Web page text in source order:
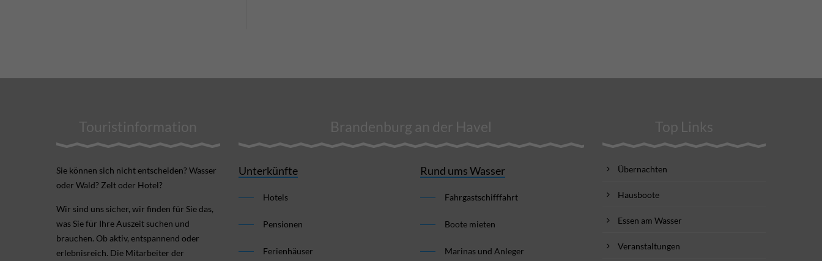
Touristinformation
Sie können sich nicht ent­scheiden? Wasser
oder Wald? Zelt oder Hotel?
Wir sind uns sicher, wir finden für Sie das,
was Sie für Ihre Aus­zeit suchen und
brauchen. Ob aktiv, ent­spannend oder
erlebnis­reich. Die Mitarbeiter der
Brandenburg an der Havel
Unterkünfte
Hotels
Pensionen
Ferienhäuser
Rund ums Wasser
Fahrgastschifffahrt
Boote mieten
Marinas und Anleger
Top Links
Übernachten
Hausboote
Essen am Wasser
Veranstaltungen